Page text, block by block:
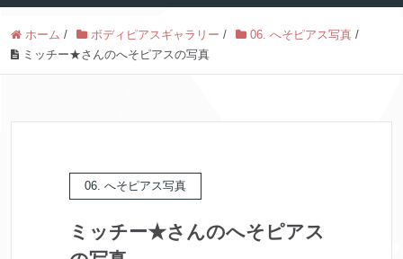
ホーム / ボディピアスギャラリー / 06. へそピアス写真 /
ミッチー★さんのへそピアスの写真
06. へそピアス写真
ミッチー★さんのへそピアス